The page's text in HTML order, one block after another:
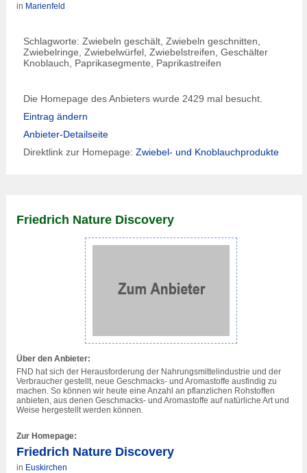
in Marienfeld
Schlagworte: Zwiebeln geschält, Zwiebeln geschnitten,
Zwiebelringe, Zwiebelwürfel, Zwiebelstreifen, Geschälter
Knoblauch, Paprikasegmente, Paprikastreifen
Die Homepage des Anbieters wurde 2429 mal besucht.
Eintrag ändern
Anbieter-Detailseite
Direktlink zur Homepage: Zwiebel- und Knoblauchprodukte
Friedrich Nature Discovery
Über den Anbieter:
FND hat sich der Herausforderung der Nahrungsmittelindustrie und der
Verbraucher gestellt, neue Geschmacks- und Aromastoffe ausfindig zu
machen. So können wir heute eine Anzahl an pflanzlichen Rohstoffen
anbieten, aus denen Geschmacks- und Aromastoffe auf natürliche Art und
Weise hergestellt werden können.
Zur Homepage:
Friedrich Nature Discovery
in Euskirchen